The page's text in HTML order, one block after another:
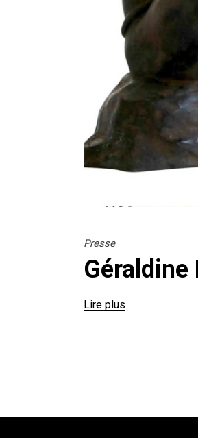
Presse
Géraldine
Lire plus